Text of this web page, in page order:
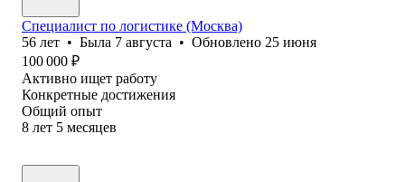
Специалист по логистике (Москва)
56 лет • Была 7 августа • Обновлено 25 июня
100 000 ₽
Активно ищет работу
Конкретные достижения
Общий опыт
8 лет 5 месяцев